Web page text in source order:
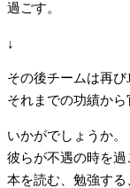
過ごす。
↓
その後チームは再
それまでの功績から
いかがでしょうか。
彼らが不遇の時を
本を読む、勉強す